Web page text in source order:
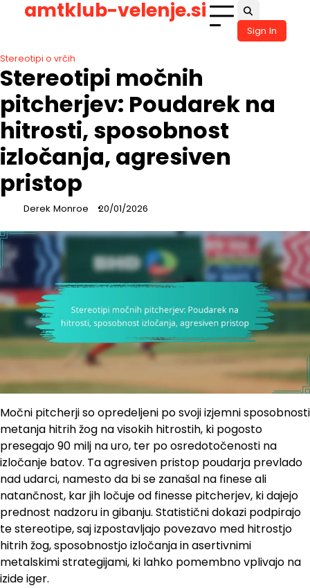
amtklub-velenje.si
Sign In
Stereotipi o vrčih
Stereotipi močnih
pitcherjev: Poudarek na
hitrosti, sposobnost
izločanja, agresiven
pristop
Derek Monroe 20/01/2026
Močni pitcherji so opredeljeni po svoji izjemni sposobnosti
metanja hitrih žog na visokih hitrostih, ki pogosto
presegajo 90 milj na uro, ter po osredotočenosti na
izločanje batov. Ta agresiven pristop poudarja prevlado
nad udarci, namesto da bi se zanašal na finese ali
natančnost, kar jih ločuje od finesse pitcherjev, ki dajejo
prednost nadzoru in gibanju. Statistični dokazi podpirajo
te stereotipe, saj izpostavljajo povezavo med hitrostjo
hitrih žog, sposobnostjo izločanja in asertivnimi
metalskimi strategijami, ki lahko pomembno vplivajo na
izide iger.